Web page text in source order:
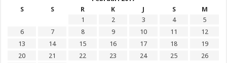
S
S R K J S
M
1
2 3 4
5
6
7 8 9 10 11
12
13
14 15 16 17 18
19
20
21 22 23 24 25
26